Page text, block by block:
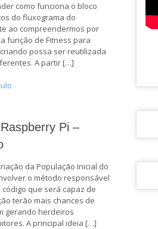
como funciona o bloco
do fluxograma do
ao compreendermos por
função de Fitness para
possa ser reutilizada
A partir […]
Pi –
da População Inicial do
o método responsável
que será capaz de
terão mais chances de
gerando herdeiros
A principal ideia […]